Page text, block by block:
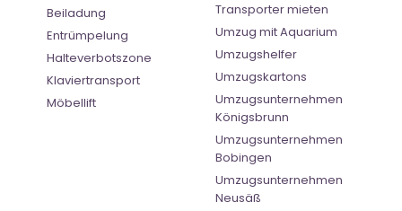
Beiladung
Entrümpelung
Halteverbotszone
Klaviertransport
Möbellift
Transporter mieten
Umzug mit Aquarium
Umzugshelfer
Umzugskartons
Umzugsunternehmen
Königsbrunn
Umzugsunternehmen
Bobingen
Umzugsunternehmen
Neusäß